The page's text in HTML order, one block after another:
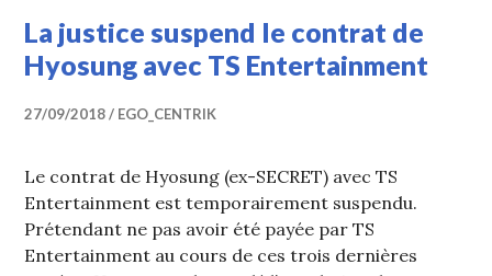
La justice suspend le contrat de
Hyosung avec TS Entertainment
27/09/2018 EGO_CENTRIK
Le contrat de Hyosung (ex-SECRET) avec TS
Entertainment est temporairement suspendu.
Prétendant ne pas avoir été payée par TS
Entertainment au cours de ces trois dernières